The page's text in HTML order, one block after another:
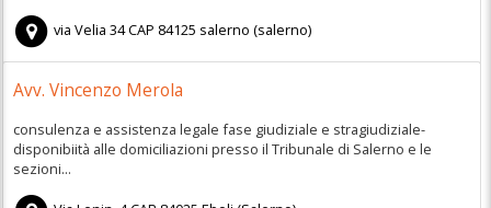
via Velia 34CAP 84125 salerno (salerno)
Avv. Vincenzo Merola
consulenza e assistenza legale fase giudiziale e stragiudiziale-
disponibiità alle domiciliazioni presso il Tribunale di Salerno e le
sezioni...